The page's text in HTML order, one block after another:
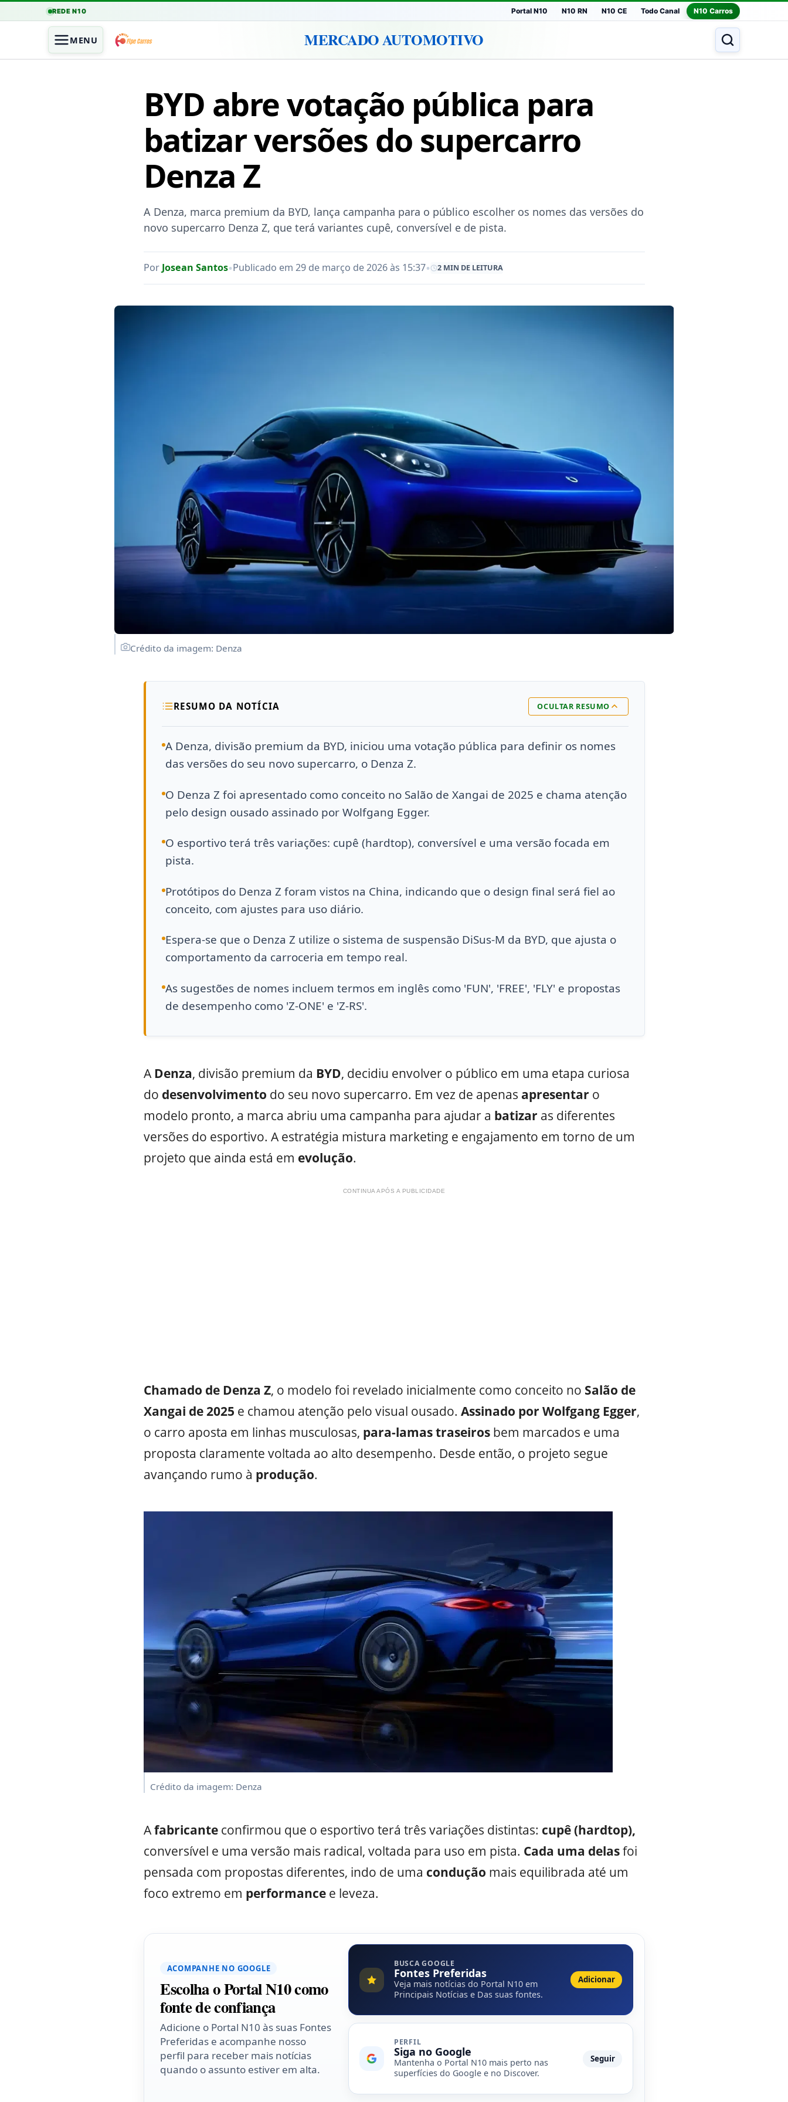
REDE N10 Portal N10 N10 RN N10 CE Todo Canal N10 Carros
MENU MERCADO AUTOMOTIVO
BYD abre votação pública para
batizar versões do supercarro
Denza Z
A Denza, marca premium da BYD, lança campanha para o público escolher os nomes das versões do
novo supercarro Denza Z, que terá variantes cupê, conversível e de pista.
Por Josean Santos•Publicado em 29 de março de 2026 às 15:37• 2 MIN DE LEITURA
Crédito da imagem: Denza
RESUMO DA NOTÍCIA OCULTAR RESUMO
A Denza, divisão premium da BYD, iniciou uma votação pública para definir os nomes
das versões do seu novo supercarro, o Denza Z.
O Denza Z foi apresentado como conceito no Salão de Xangai de 2025 e chama atenção
pelo design ousado assinado por Wolfgang Egger.
O esportivo terá três variações: cupê (hardtop), conversível e uma versão focada em
pista.
Protótipos do Denza Z foram vistos na China, indicando que o design final será fiel ao
conceito, com ajustes para uso diário.
Espera-se que o Denza Z utilize o sistema de suspensão DiSus-M da BYD, que ajusta o
comportamento da carroceria em tempo real.
As sugestões de nomes incluem termos em inglês como 'FUN', 'FREE', 'FLY' e propostas
de desempenho como 'Z-ONE' e 'Z-RS'.
ADenza, divisão premium da BYD, decidiu envolver o público em uma etapa curiosa
do desenvolvimento do seu novo supercarro. Em vez de apenas apresentar o
modelo pronto, a marca abriu uma campanha para ajudar a batizar as diferentes
versões do esportivo. A estratégia mistura marketing e engajamento em torno de um
projeto que ainda está em evolução.
CONTINUA APÓS A PUBLICIDADE
Chamado de Denza Z, o modelo foi revelado inicialmente como conceito no Salão de
Xangai de 2025 e chamou atenção pelo visual ousado. Assinado por Wolfgang Egger,
o carro aposta em linhas musculosas, para-lamas traseirosbem marcados e uma
proposta claramente voltada ao alto desempenho. Desde então, o projeto segue
avançando rumo à produção.
Crédito da imagem: Denza
Afabricante confirmou que o esportivo terá três variações distintas: cupê (hardtop),
conversível e uma versão mais radical, voltada para uso em pista. Cada uma delasfoi
pensada com propostas diferentes, indo de uma condução mais equilibrada até um
foco extremo em performance e leveza.
ACOMPANHE NO GOOGLE
Escolha o Portal N10 como
fonte de confiança
Adicione o Portal N10 às suas Fontes
Preferidas e acompanhe nosso
perfil para receber mais notícias
quando o assunto estiver em alta.
BUSCA GOOGLE
Fontes Preferidas
Veja mais notícias do Portal N10 em
Principais Notícias e Das suas fontes.
Adicionar
PERFIL
Siga no Google
Mantenha o Portal N10 mais perto nas
superfícies do Google e no Discover.
Seguir